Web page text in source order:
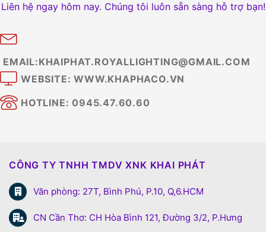
Liên hệ ngay hôm nay. Chúng tôi luôn sẵn sàng hỗ trợ bạn!
EMAIL:KHAIPHAT.ROYALLIGHTING@GMAIL.COM
WEBSITE: WWW.KHAPHACO.VN
HOTLINE: 0945.47.60.60
CÔNG TY TNHH TMDV XNK KHAI PHÁT
Văn phòng: 27T, Bình Phú, P.10, Q,6.HCM
CN Cần Thơ: CH Hòa Bình 121, Đường 3/2, P.Hưng